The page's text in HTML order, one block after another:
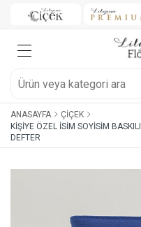
ANASAYFA
ÇIÇEK
KIŞIYE ÖZEL İSIM SOYISIM
DEFTER